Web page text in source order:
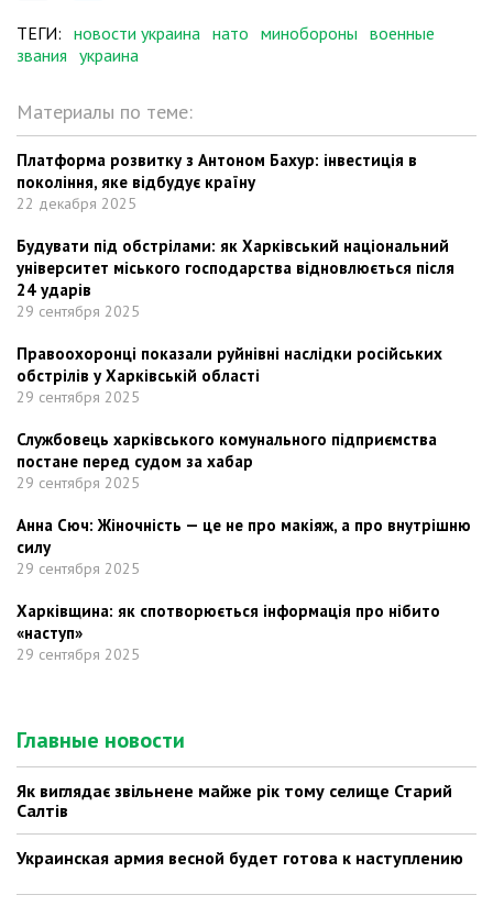
ТЕГИ: новости украина нато минобороны военные
звания украина
Материалы по теме:
Платформа розвитку з Антоном Бахур: інвестиція в
покоління, яке відбудує країну
22 декабря 2025
Будувати під обстрілами: як Харківський національний
університет міського господарства відновлюється після
24 ударів
29 сентября 2025
Правоохоронці показали руйнівні наслідки російських
обстрілів у Харківській області
29 сентября 2025
Службовець харківського комунального підприємства
постане перед судом за хабар
29 сентября 2025
Анна Сюч: Жіночність — це не про макіяж, а про внутрішню
силу
29 сентября 2025
Харківщина: як спотворюється інформація про нібито
«наступ»
29 сентября 2025
Главные новости
Як виглядає звільнене майже рік тому селище Старий
Салтів
Украинская армия весной будет готова к наступлению